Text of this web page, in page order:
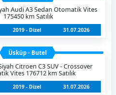
Audi A3 Sedan Otomatik Vites
175450 km Satılık
2019 - Dizel 31.07.2026
Üsküp - Butel
Citroen C3 SUV - Crossover
Vites 176712 km Satılık
2019 - Dizel 31.07.2026